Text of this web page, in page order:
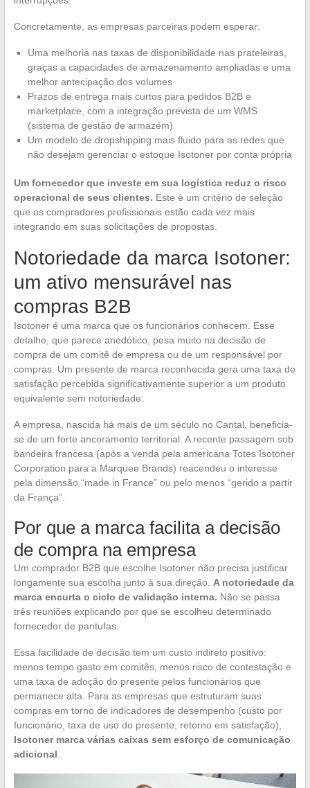
Concretamente, as empresas parceiras podem esperar:
Uma melhoria nas taxas de disponibilidade nas prateleiras,
graças a capacidades de armazenamento ampliadas e uma
melhor antecipação dos volumes
Prazos de entrega mais curtos para pedidos B2B e
marketplace, com a integração prevista de um WMS
(sistema de gestão de armazém)
Um modelo de dropshipping mais fluido para as redes que
não desejam gerenciar o estoque Isotoner por conta própria
Um fornecedor que investe em sua logística reduz o risco
operacional de seus clientes. Este é um critério de seleção
que os compradores profissionais estão cada vez mais
integrando em suas solicitações de propostas.
Notoriedade da marca Isotoner:
um ativo mensurável nas
compras B2B
Isotoner é uma marca que os funcionários conhecem. Esse
detalhe, que parece anedótico, pesa muito na decisão de
compra de um comitê de empresa ou de um responsável por
compras. Um presente de marca reconhecida gera uma taxa de
satisfação percebida significativamente superior a um produto
equivalente sem notoriedade.
A empresa, nascida há mais de um século no Cantal, beneficia-
se de um forte ancoramento territorial. A recente passagem sob
bandeira francesa (após a venda pela americana Totes Isotoner
Corporation para a Marquee Brands) reacendeu o interesse
pela dimensão “made in France” ou pelo menos “gerido a partir
da França”.
Por que a marca facilita a decisão
de compra na empresa
Um comprador B2B que escolhe Isotoner não precisa justificar
longamente sua escolha junto à sua direção. A notoriedade da
marca encurta o ciclo de validação interna. Não se passa
três reuniões explicando por que se escolheu determinado
fornecedor de pantufas.
Essa facilidade de decisão tem um custo indireto positivo:
menos tempo gasto em comitês, menos risco de contestação e
uma taxa de adoção do presente pelos funcionários que
permanece alta. Para as empresas que estruturam suas
compras em torno de indicadores de desempenho (custo por
funcionário, taxa de uso do presente, retorno em satisfação),
Isotoner marca várias caixas sem esforço de comunicação
adicional